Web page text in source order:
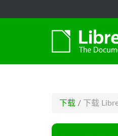
下载 / 下载